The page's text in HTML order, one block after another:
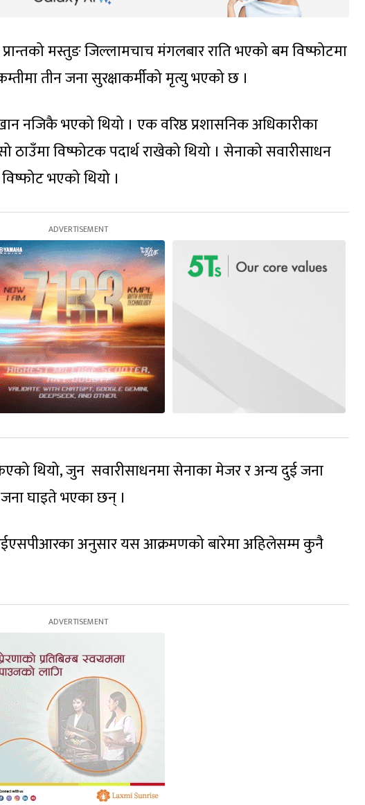
मस्तुङ जिल्लामचाच मंगलबार राति भएको बम विष्फोटमा
तीन जना सुरक्षाकर्मीको मृत्यु भएको छ ।
नजिकै भएको थियो । एक वरिष्ठ प्रशासनिक अधिकारीका
ठाउँमा विष्फोटक पदार्थ राखेको थियो । सेनाको सवारीसाधन
भएको थियो ।
थियो, जुन सवारीसाधनमा सेनाका मेजर र अन्य दुई जना
घाइते भएका छन् ।
अनुसार यस आक्रमणको बारेमा अहिलेसम्म कुनै